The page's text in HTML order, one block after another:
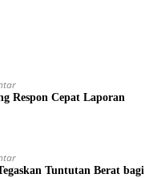
Respon Cepat Laporan
Tuntutan Berat bagi